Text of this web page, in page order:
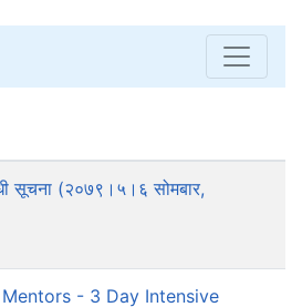
सूचना (२०७९।५।६ सोमबार,
- 3 Day Intensive